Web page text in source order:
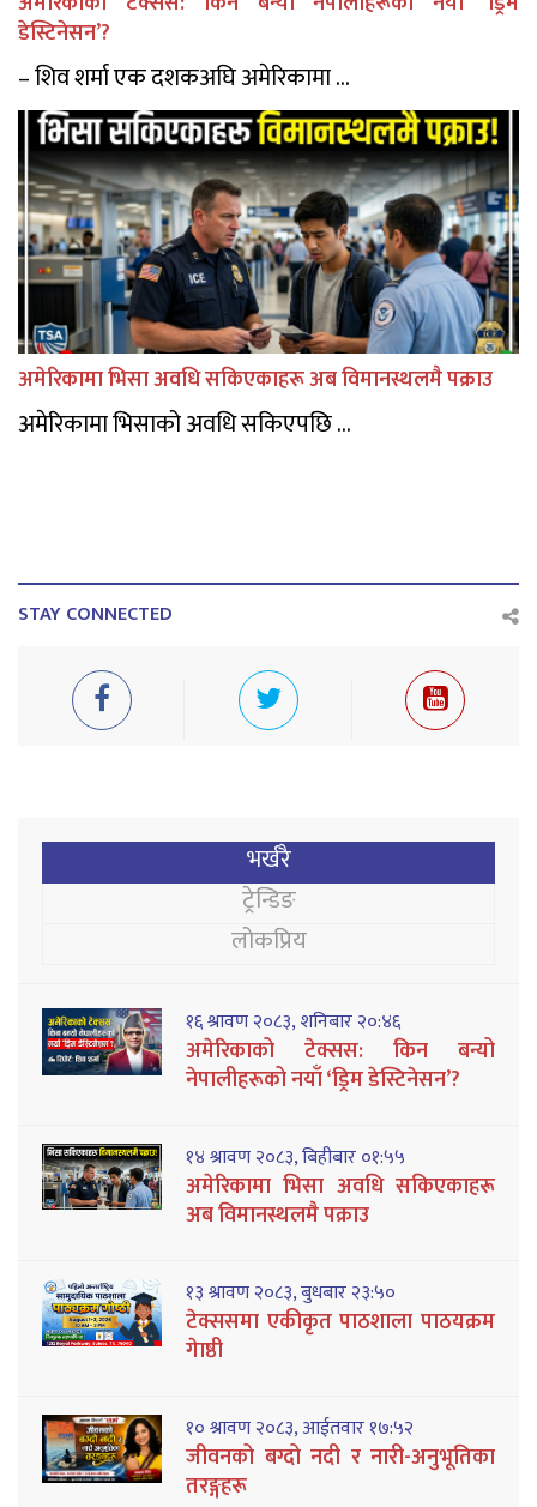
डेस्टिनेसन’?
– शिव शर्मा एक दशकअघि अमेरिकामा ...
अमेरिकामा भिसा अवधि सकिएकाहरू अब विमानस्थलमै पक्राउ
अमेरिकामा भिसाको अवधि सकिएपछि ...
STAY CONNECTED
भर्खरै
ट्रेन्डिङ
लोकप्रिय
१६ श्रावण २०८३, शनिबार २०:४६
अमेरिकाको टेक्सस: किन बन्यो
नेपालीहरूको नयाँ ‘ड्रिम डेस्टिनेसन’?
१४ श्रावण २०८३, बिहीबार ०१:५५
अमेरिकामा भिसा अवधि सकिएकाहरू
अब विमानस्थलमै पक्राउ
१३ श्रावण २०८३, बुधबार २३:५०
टेक्ससमा एकीकृत पाठशाला पाठयक्रम
गेाष्ठी
१० श्रावण २०८३, आईतवार १७:५२
जीवनको बग्दो नदी र नारी-अनुभूतिका
तरङ्गहरू